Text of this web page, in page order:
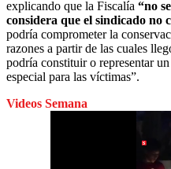
explicando que la Fiscalía “no
considera que el sindicado no
podría comprometer la
razones a partir de las cuales
podría constituir o representar
especial para las víctimas”.
Videos Semana